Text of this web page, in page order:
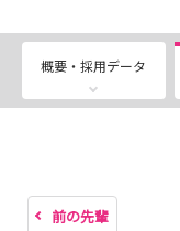
https://
概要・採用データ
前の先輩